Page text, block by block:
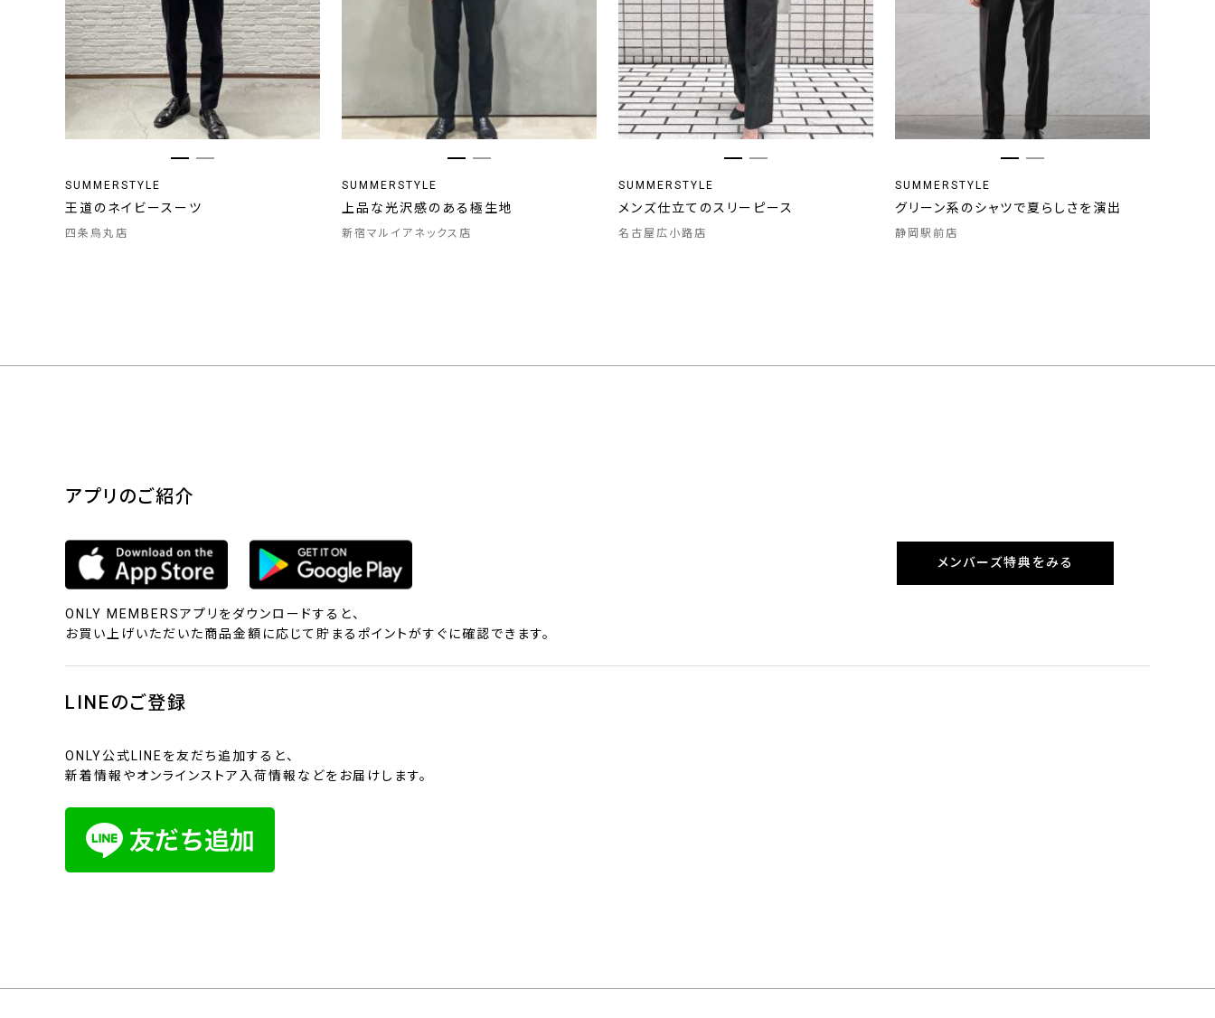
SUMMERSTYLE
王道のネイビースーツ
四条烏丸店
SUMMERSTYLE
上品な光沢感のある極生地
新宿マルイアネックス店
SUMMERSTYLE
メンズ仕立てのスリーピース
名古屋広小路店
SUMMERSTYLE
グリーン系のシャツで夏らしさを演出
静岡駅前店
アプリのご紹介
ONLY MEMBERSアプリをダウンロードすると、
お買い上げいただいた商品金額に応じて貯まるポイントがすぐに確認できます。
メンバーズ特典をみる
LINEのご登録
ONLY公式LINEを友だち追加すると、
新着情報やオンラインストア入荷情報などをお届けします。